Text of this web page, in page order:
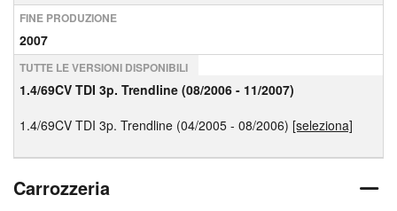
FINE PRODUZIONE
2007
TUTTE LE VERSIONI DISPONIBILI
1.4/69CV TDI 3p. Trendline (08/2006 - 11/2007)
1.4/69CV TDI 3p. Trendline (04/2005 - 08/2006) [seleziona]
Carrozzeria